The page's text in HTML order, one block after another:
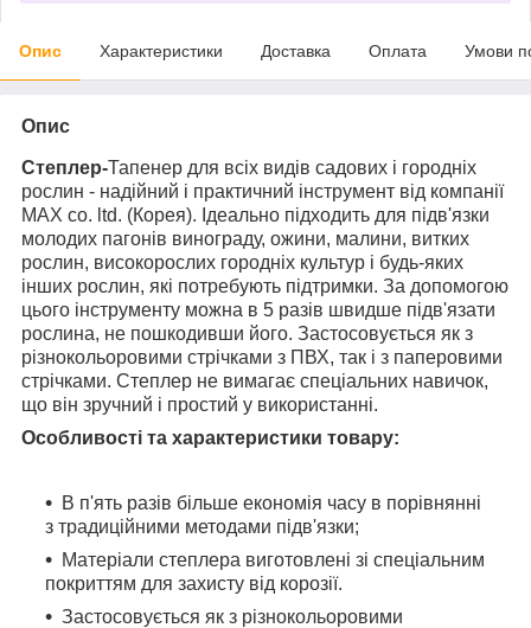
Опис Характеристики Доставка Оплата Умови
Опис
Степлер-Тапенер для всіх видів садових і городніх
рослин - надійний і практичний інструмент від компанії
MAX co. ltd. (Корея). Ідеально підходить для підв'язки
молодих пагонів винограду, ожини, малини, витких
рослин, високорослих городніх культур і будь-яких
інших рослин, які потребують підтримки. За допомогою
цього інструменту можна в 5 разів швидше підв'язати
рослина, не пошкодивши його. Застосовується як з
різнокольоровими стрічками з ПВХ, так і з паперовими
стрічками. Степлер не вимагає спеціальних навичок,
що він зручний і простий у використанні.
Особливості та характеристики товару:
В п'ять разів більше економія часу в порівнянні
з традиційними методами підв'язки;
Матеріали степлера виготовлені зі спеціальним
покриттям для захисту від корозії.
Застосовується як з різнокольоровими